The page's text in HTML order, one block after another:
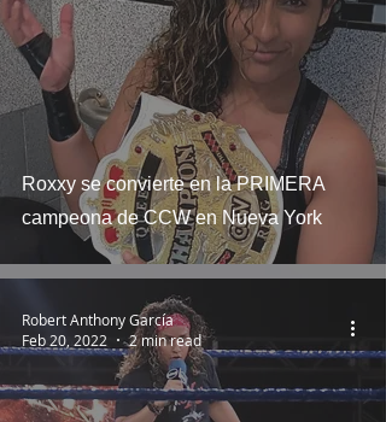
Roxxy se convierte en la PRIMERA
campeona de CCW en Nueva York
Robert Anthony García
Feb 20, 2022
2 min read